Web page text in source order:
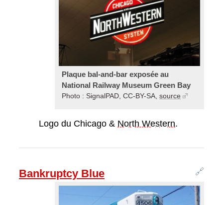
Plaque bal-and-bar exposée au
National Railway Museum Green Bay
Photo : SignalPAD, CC-BY-SA, source
Logo du Chicago & North Western.
🔗
Bankruptcy Blue